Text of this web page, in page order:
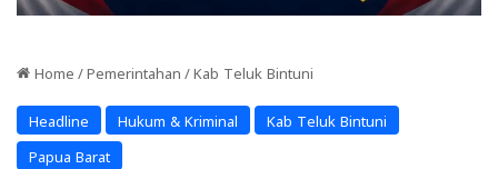
Home / Pemerintahan / Kab Teluk Bintuni
Headline Hukum & Kriminal Kab Teluk Bintuni
Papua Barat